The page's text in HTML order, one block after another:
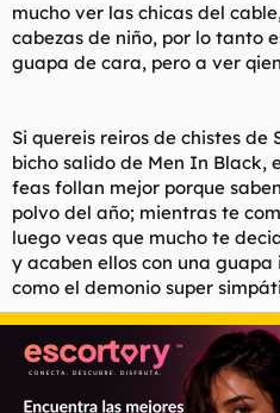
mucho ver las chicas del
cabezas de niño, por lo tanto
guapa de cara, pero a ver
Si quereis reiros de chistes de
bicho salido de Men In Black,
feas follan mejor porque
polvo del año; mientras te
luego veas que mucho te
y acaben ellos con una
como el demonio super